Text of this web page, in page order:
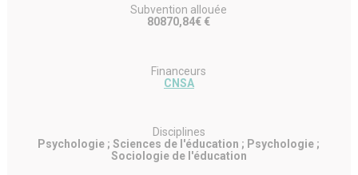
Subvention allouée
80870,84€ €
Financeurs
CNSA
Disciplines
Psychologie ; Sciences de l'éducation ; Psychologie ;
Sociologie de l'éducation